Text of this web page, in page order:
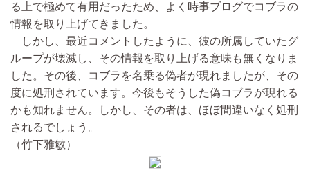
る上で極めて有用だったため、よく時事ブログでコブラの
情報を取り上げてきました。
しかし、最近コメントしたように、彼の所属していたグ
ループが壊滅し、その情報を取り上げる意味も無くなりま
した。その後、コブラを名乗る偽者が現れましたが、その
度に処刑されています。今後もそうした偽コブラが現れる
かも知れません。しかし、その者は、ほぼ間違いなく処刑
されるでしょう。
（竹下雅敏）